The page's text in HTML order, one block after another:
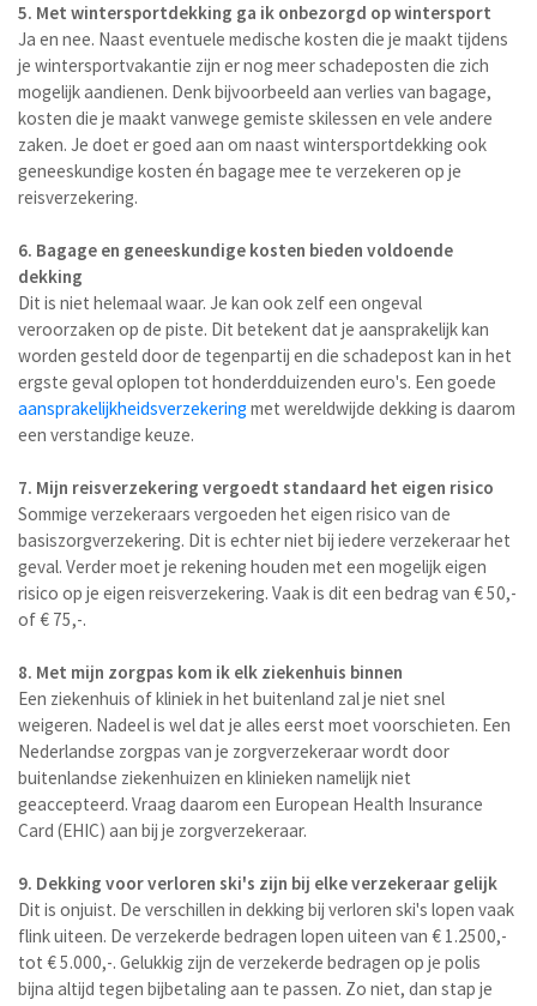
5. Met wintersportdekking ga ik onbezorgd op wintersport
Ja en nee. Naast eventuele medische kosten die je maakt tijdens
je wintersportvakantie zijn er nog meer schadeposten die zich
mogelijk aandienen. Denk bijvoorbeeld aan verlies van bagage,
kosten die je maakt vanwege gemiste skilessen en vele andere
zaken. Je doet er goed aan om naast wintersportdekking ook
geneeskundige kosten én bagage mee te verzekeren op je
reisverzekering.
6. Bagage en geneeskundige kosten bieden voldoende
dekking
Dit is niet helemaal waar. Je kan ook zelf een ongeval
veroorzaken op de piste. Dit betekent dat je aansprakelijk kan
worden gesteld door de tegenpartij en die schadepost kan in het
ergste geval oplopen tot honderdduizenden euro's. Een goede
aansprakelijkheidsverzekering met wereldwijde dekking is daarom
een verstandige keuze.
7. Mijn reisverzekering vergoedt standaard het eigen risico
Sommige verzekeraars vergoeden het eigen risico van de
basiszorgverzekering. Dit is echter niet bij iedere verzekeraar het
geval. Verder moet je rekening houden met een mogelijk eigen
risico op je eigen reisverzekering. Vaak is dit een bedrag van € 50,-
of € 75,-.
8. Met mijn zorgpas kom ik elk ziekenhuis binnen
Een ziekenhuis of kliniek in het buitenland zal je niet snel
weigeren. Nadeel is wel dat je alles eerst moet voorschieten. Een
Nederlandse zorgpas van je zorgverzekeraar wordt door
buitenlandse ziekenhuizen en klinieken namelijk niet
geaccepteerd. Vraag daarom een European Health Insurance
Card (EHIC) aan bij je zorgverzekeraar.
9. Dekking voor verloren ski's zijn bij elke verzekeraar gelijk
Dit is onjuist. De verschillen in dekking bij verloren ski's lopen vaak
flink uiteen. De verzekerde bedragen lopen uiteen van € 1.2500,-
tot € 5.000,-. Gelukkig zijn de verzekerde bedragen op je polis
bijna altijd tegen bijbetaling aan te passen. Zo niet, dan stap je